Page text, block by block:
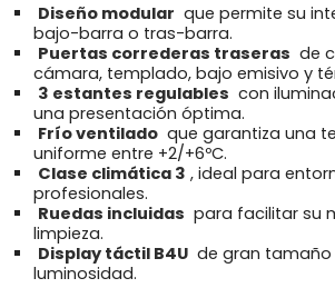
Diseño modular que permite su
bajo-barra o tras-barra.
Puertas correderas traseras de
cámara, templado, bajo emisivo y
3 estantes regulables con
una presentación óptima.
Frío ventilado que garantiza una
uniforme entre +2/+6ºC.
Clase climática 3 , ideal para
profesionales.
Ruedas incluidas para facilitar su
limpieza.
Display táctil B4U de gran tamaño
luminosidad.